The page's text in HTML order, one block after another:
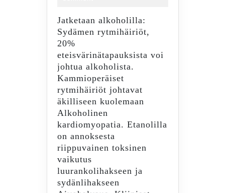
ei
sallita
…
osa
2
Jatketaan alkoholilla:
Sydämen rytmihäiriöt,
20%
eteisvärinätapauksista voi
johtua alkoholista.
Kammioperäiset
rytmihäiriöt johtavat
äkilliseen kuolemaan
Alkoholinen
kardiomyopatia. Etanolilla
on annoksesta
riippuvainen toksinen
vaikutus
luurankolihakseen ja
sydänlihakseen